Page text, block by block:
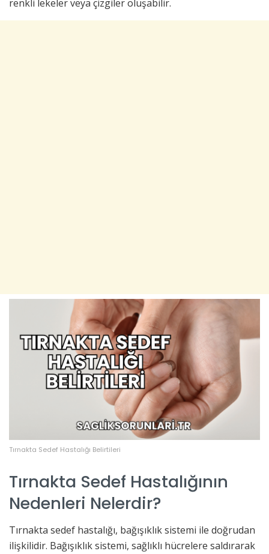
renkli lekeler veya çizgiler oluşabilir.
Tırnakta Sedef Hastalığı Belirtileri
Tırnakta Sedef Hastalığının
Nedenleri Nelerdir?
Tırnakta sedef hastalığı, bağışıklık sistemi ile doğrudan
ilişkilidir. Bağışıklık sistemi, sağlıklı hücrelere saldırarak